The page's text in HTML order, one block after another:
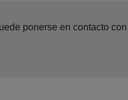
ponerse en contacto con